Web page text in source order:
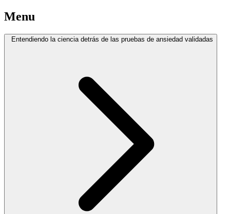
Menu
Entendiendo la ciencia detrás de las pruebas de ansiedad validadas